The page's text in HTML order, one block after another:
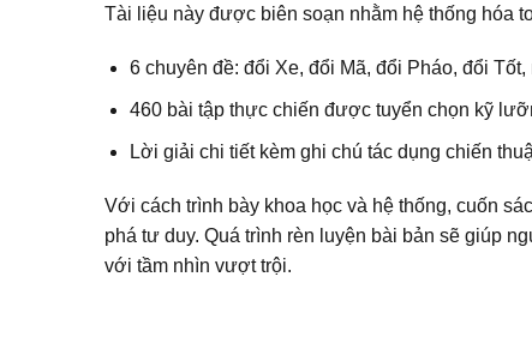
Tài liệu này được biên soạn nhằm hệ thống hóa
6 chuyên đề: đổi Xe, đổi Mã, đổi Pháo, đổi
460 bài tập thực chiến được tuyển chọn kỹ
Lời giải chi tiết kèm ghi chú tác dụng chiến
Với cách trình bày khoa học và hệ thống, cuốn
phá tư duy. Quá trình rèn luyện bài bản sẽ giúp
với tầm nhìn vượt trội.